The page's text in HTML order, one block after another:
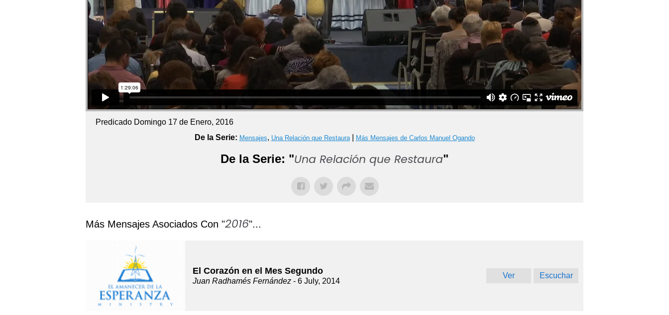
Predicado Domingo 17 de Enero, 2016
De la Serie: Mensajes, Una Relación que Restaura| Más Mensajes de Carlos Manuel Ogando
De la Serie: "Una Relación que Restaura"
Más Mensajes Asociados Con "2016"...
El Corazón en el Mes Segundo
Juan Radhamés Fernández - 6 July, 2014
Ver Escuchar